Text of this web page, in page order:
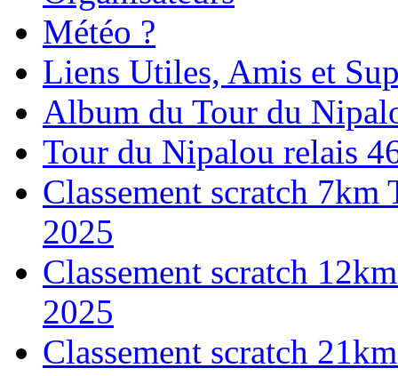
Météo ?
Liens Utiles, Amis et
Album du Tour du
Tour du Nipalou relais
Classement scratch
2025
Classement scratch
2025
Classement scratch